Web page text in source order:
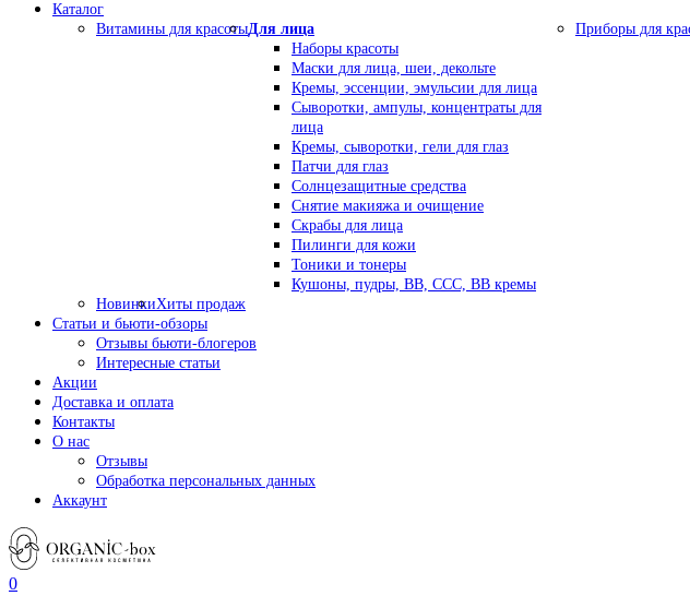
Каталог
Витамины для красотыДля лица
Наборы красоты
Маски для лица, шеи, декольте
Кремы, эссенции, эмульсии для лица
Сыворотки, ампулы, концентраты для
лица
Кремы, сыворотки, гели для глаз
Патчи для глаз
Солнцезащитные средства
Снятие макияжа и очищение
Скрабы для лица
Пилинги для кожи
Тоники и тонеры
Кушоны, пудры, ВВ, ССС, ВВ кремы
Приборы для
НовинкиХиты продаж
Статьи и бьюти-обзоры
Отзывы бьюти-блогеров
Интересные статьи
Акции
Доставка и оплата
Контакты
О нас
Отзывы
Обработка персональных данных
Аккаунт
0